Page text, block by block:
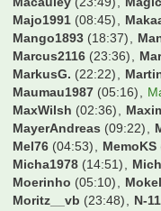
Macauley (23:49)
Majo1991 (08:45)
Mango1893 (18:37)
Marcus2116 (23:36)
MarkusG. (22:22)
Maumau1987 (05:16)
MaxWilsh (02:36)
MayerAndreas (09:22)
Mel76 (04:53) MemoKS
Micha1978 (14:51)
Moerinho (05:10)
Moritz__vb (23:48) N-11